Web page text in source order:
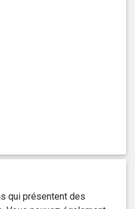
qui présentent des